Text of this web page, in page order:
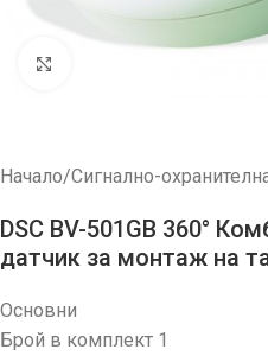
Начало/Сигнално-
DSC BV-501GB 360°
датчик за монтаж на
Основни
Брой в комплект 1